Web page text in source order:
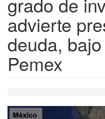
advierte
deuda,
Pemex